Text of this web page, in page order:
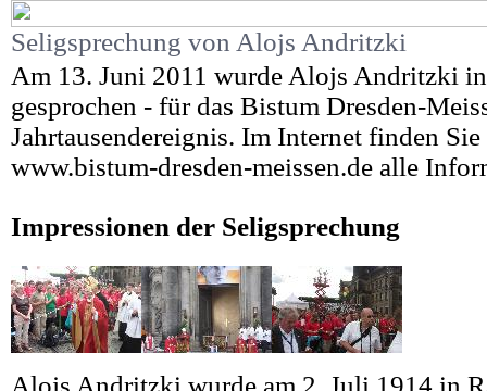
Seligsprechung von Alojs Andritzki
Am 13. Juni 2011 wurde Alojs Andritzki
gesprochen - für das Bistum Dresden-
Jahrtausendereignis. Im Internet finden Sie
www.bistum-dresden-meissen.de alle
Impressionen der Seligsprechung
Alojs Andritzki wurde am 2. Juli 1914 in